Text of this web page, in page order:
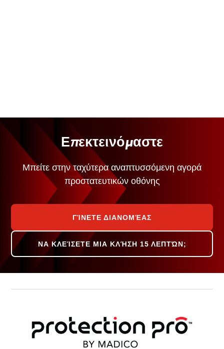
Επεκτεινόμαστε
Μπείτε στην ταχύτερα αναπτυσσόμενη αγορά
προστατευτικών οθόνης
ΓΊΝΕΤΕ ΔΙΑΝΟΜΈΑΣ
ΝΑ ΚΛΕΊΣΕΤΕ ΜΙΑ ΚΛΉΣΗ 15 ΛΕΠΤΏΝ;